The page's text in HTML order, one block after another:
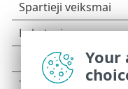
Your